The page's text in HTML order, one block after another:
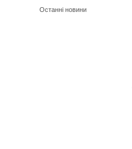
Останні новини